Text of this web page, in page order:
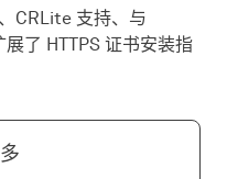
CRLite 支持、与
了 HTTPS 证书安装指